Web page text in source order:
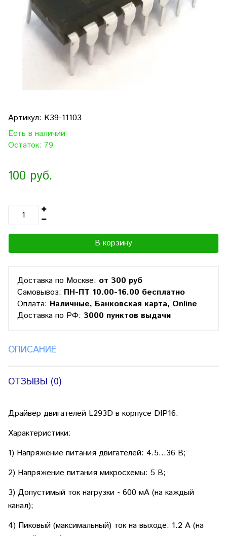
Артикул: K39-11103
Есть в наличии
Остаток: 79
100 руб.
В корзину
Доставка по Москве: от 300 руб
Самовывоз: ПН-ПТ 10.00-16.00 бесплатно
Оплата: Наличные, Банковская карта, Online
Доставка по РФ: 3000 пунктов выдачи
ОПИСАНИЕ
ОТЗЫВЫ (0)
Драйвер двигателей L293D в корпусе DIP16.
Характеристики:
1) Напряжение питания двигателей: 4.5...36 В;
2) Напряжение питания микросхемы: 5 В;
3) Допустимый ток нагрузки - 600 мА (на каждый
канал);
4) Пиковый (максимальный) ток на выходе: 1.2 A (на